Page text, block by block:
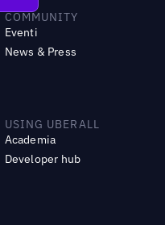
COMMUNITY
Eventi
News & Press
USING UBERALL
Academia
Developer hub